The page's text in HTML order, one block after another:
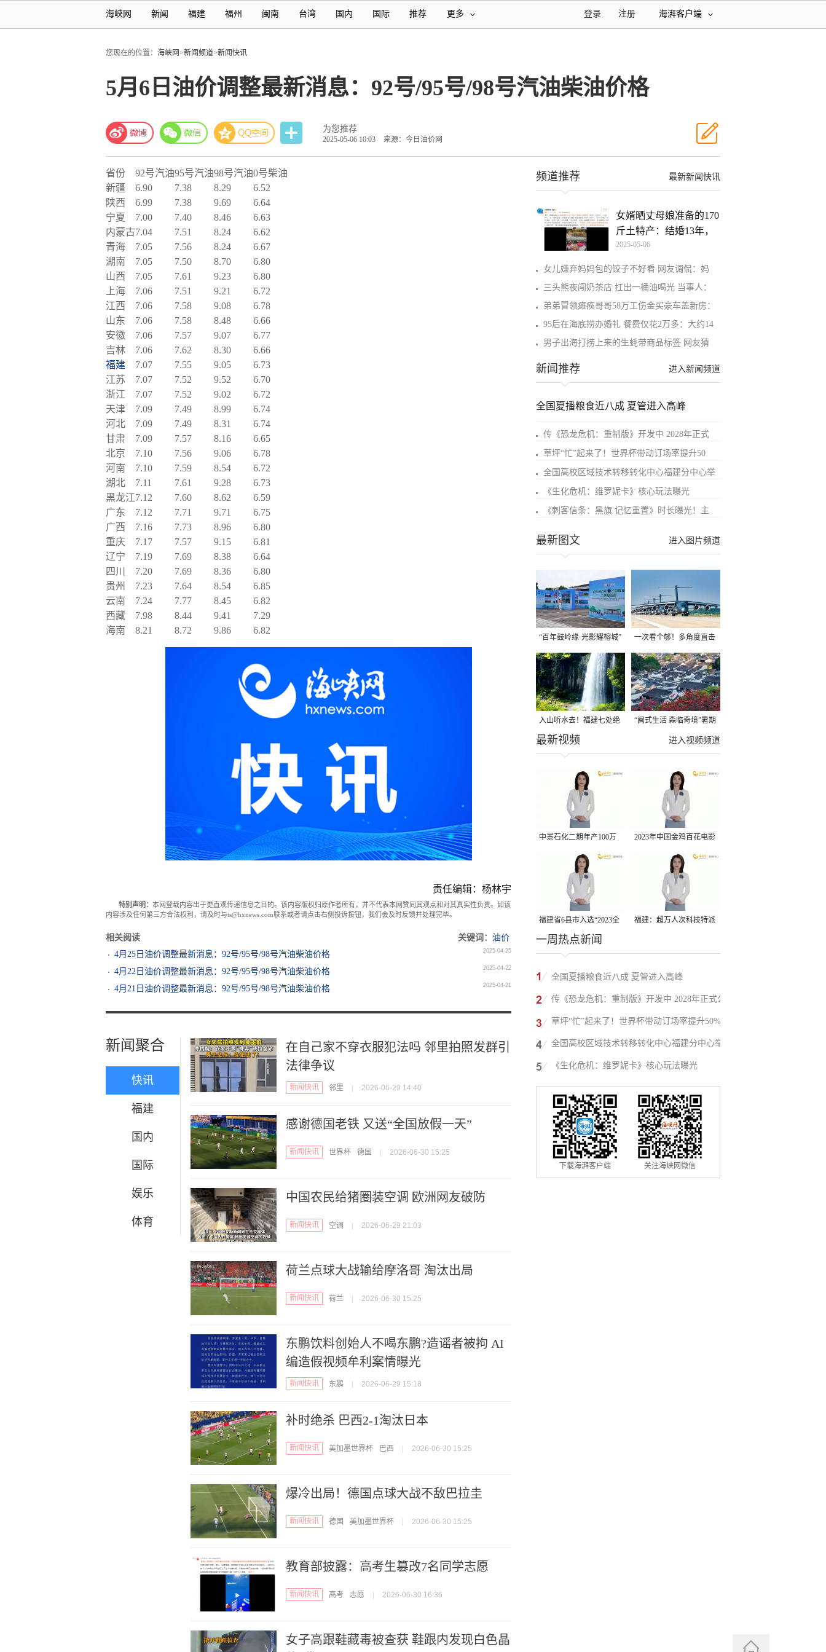
海峡网 新闻 福建 福州 闽南 台湾 国内 国际 推荐 更多 海湃客户端
注册
登录
您现在的位置： 海峡网>新闻频道>新闻快讯
5月6日油价调整最新消息：92号/95号/98号汽油柴油价格
为您推荐
2025-05-06 10:03 来源：今日油价网
省份 92号汽油95号汽油98号汽油0号柴油
新疆
6.90 7.38 8.29
6.52
陕西
6.99 7.38 9.69
6.64
宁夏
7.00 7.40 8.46
6.63
内蒙古7.04 7.51 8.24
6.62
青海
7.05 7.56 8.24
6.67
湖南
7.05 7.50 8.70
6.80
山西
7.05 7.61 9.23
6.80
上海
7.06 7.51 9.21
6.72
江西
7.06 7.58 9.08
6.78
山东
7.06 7.58 8.48
6.66
安徽
7.06 7.57 9.07
6.77
吉林
7.06 7.62 8.30
6.66
福建
7.07 7.55 9.05
6.73
江苏
7.07 7.52 9.52
6.70
浙江
7.07 7.52 9.02
6.72
天津
7.09 7.49 8.99
6.74
河北
7.09 7.49 8.31
6.74
甘肃
7.09 7.57 8.16
6.65
北京
7.10 7.56 9.06
6.78
河南
7.10 7.59 8.54
6.72
湖北
7.11 7.61 9.28
6.73
黑龙江7.12 7.60 8.62
6.59
广东
7.12 7.71 9.71
6.75
广西
7.16 7.73 8.96
6.80
重庆
7.17 7.57 9.15
6.81
辽宁
7.19 7.69 8.38
6.64
四川
7.20 7.69 8.36
6.80
贵州
7.23 7.64 8.54
6.85
云南
7.24 7.77 8.45
6.82
西藏
7.98 8.44 9.41
7.29
海南
8.21 8.72 9.86 6.82
责任编辑：杨林宇
特别声明： 本网登载内容出于更直观传递信息之目的。该内容版权归原作者所有，并不代表本网赞同其观点和对其真实性负责。如该
内容涉及任何第三方合法权利，请及时与ts@hxnews.com联系或者请点击右侧投诉按钮，我们会及时反馈并处理完毕。
相关阅读 关键词： 油价
4月25日油价调整最新消息：92号/95号/98号汽油柴油价格
2025-04-25
4月22日油价调整最新消息：92号/95号/98号汽油柴油价格 2025-04-22
4月21日油价调整最新消息：92号/95号/98号汽油柴油价格 2025-04-21
新闻聚合
快讯
福建
国内
国际
娱乐
体育
在自己家不穿衣服犯法吗 邻里拍照发群引
法律争议
新闻快讯 邻里 2026-06-29 14:40
感谢德国老铁 又送“全国放假一天”
新闻快讯 世界杯 德国 2026-06-30 15:25
中国农民给猪圈装空调 欧洲网友破防
新闻快讯 空调 2026-06-29 21:03
荷兰点球大战输给摩洛哥 淘汰出局
新闻快讯 荷兰 2026-06-30 15:25
东鹏饮料创始人不喝东鹏?造谣者被拘 AI
编造假视频牟利案情曝光
新闻快讯 东鹏 2026-06-29 15:18
补时绝杀 巴西2-1淘汰日本
新闻快讯 美加墨世界杯 巴西 2026-06-30 15:25
爆冷出局！德国点球大战不敌巴拉圭
新闻快讯 德国 美加墨世界杯 2026-06-30 15:25
教育部披露：高考生篡改7名同学志愿
新闻快讯 高考 志愿 2026-06-30 16:36
女子高跟鞋藏毒被查获 鞋跟内发现白色晶
最新新闻快讯
频道推荐
女婿晒丈母娘准备的170
斤土特产：结婚13年，
2025-05-06
女儿嫌弃妈妈包的饺子不好看 网友调侃：妈
三头熊夜闯奶茶店 扛出一桶油喝光 当事人：
弟弟冒领瘫痪哥哥58万工伤金买豪车盖新房：
95后在海底捞办婚礼 餐费仅花2万多：大约14
男子出海打捞上来的生蚝带商品标签 网友猜
进入新闻频道
新闻推荐
全国夏播粮食近八成 夏管进入高峰
传《恐龙危机：重制版》开发中 2028年正式
草坪“忙”起来了！世界杯带动订场率提升50
全国高校区域技术转移转化中心福建分中心举
《生化危机：维罗妮卡》核心玩法曝光
《刺客信条：黑旗 记忆重置》时长曝光！主
进入图片频道
最新图文
“百年鼓岭缘·光影耀榕城”
摄影展在鼓岭开展
一次看个够！多角度直击
运-20硬核场面
入山听水去！福建七处绝
美瀑布，清凉整个夏天
“闽式生活 森临奇境”暑期
文旅惠民礼包来了进入视频频道
最新视频
中景石化二期年产100万
吨丙烷脱氢项目建成中交
2023年中国金鸡百花电影
节有福电影巡展31日启动
福建省6县市入选“2023全
国县域发展潜力百强县”
福建：超万人次科技特派
一周热点新闻
全国夏播粮食近八成 夏管进入高峰
传《恐龙危机：重制版》开发中 2028年正式公
布
草坪“忙”起来了！世界杯带动订场率提升50%
全国高校区域技术转移转化中心福建分中心举
办“人工智能+”科技成果对接会
《生化危机：维罗妮卡》核心玩法曝光
下载海湃客户端 关注海峡网微信